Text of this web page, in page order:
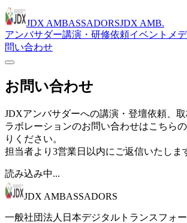
JDX AMBASSADORSJDX AMB.
アンバサダー講演・研修依頼イベント メ
問い合わせ
お問い合わせ
JDXアンバサダーへの講演・登壇依頼、
ラボレーションのお問い合わせはこちら
りください。
担当者より3営業日以内にご返信いたしま
読み込み中...
JDX AMBASSADORS
一般社団法人日本デジタルトランスフォ